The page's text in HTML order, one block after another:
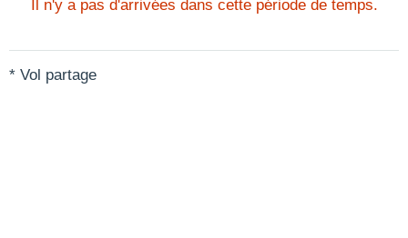
Il n'y a pas d'arrivées dans cette période de temps.
* Vol partage